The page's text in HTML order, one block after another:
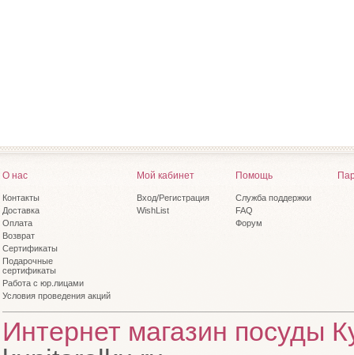
О нас
Контакты
Доставка
Оплата
Возврат
Сертификаты
Подарочные
сертификаты
Работа с юр.лицами
Условия проведения акций
Мой кабинет
Вход/Регистрация
WishList
Помощь
Служба поддержки
FAQ
Форум
Интернет магазин посуды